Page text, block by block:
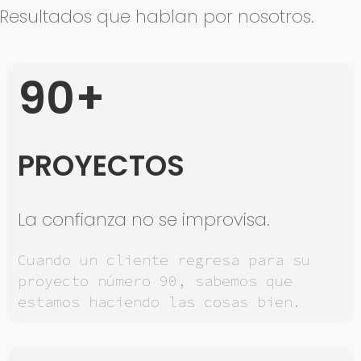
que hablan por nosotros.
90+
PROYECTOS
La confianza no se improvisa.
Cuando un cliente regresa para su
proyecto número 90, sabemos que
estamos haciendo las cosas bien.